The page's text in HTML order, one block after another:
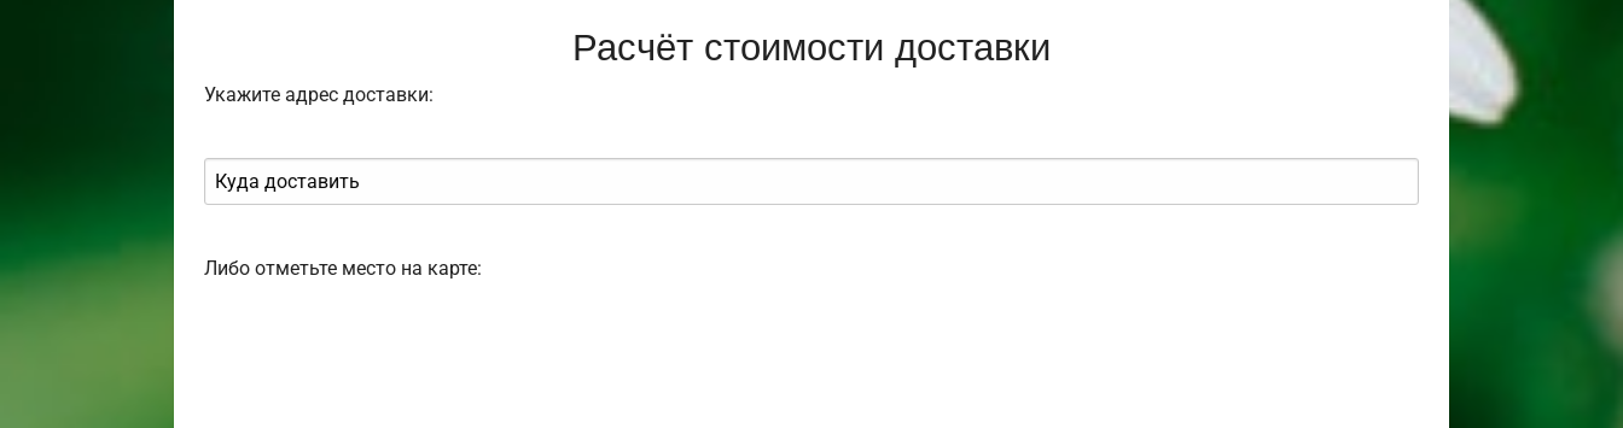
Расчёт стоимости доставки
Укажите адрес доставки:
Либо отметьте место на карте: